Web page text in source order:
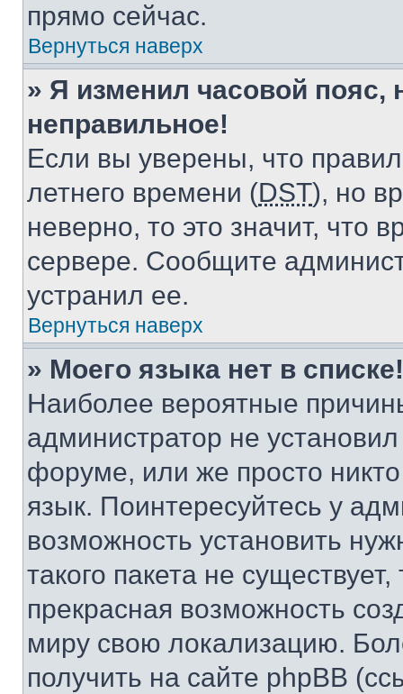
прямо сейчас.
Вернуться наверх
» Я изменил часовой пояс,
неправильное!
Если вы уверены, что
летнего времени (DST), но
неверно, то это значит, что
сервере. Сообщите
устранил ее.
Вернуться наверх
» Моего языка нет в списке!
Наиболее вероятные
администратор не
форуме, или же просто
язык. Поинтересуйтесь у
возможность установить
такого пакета не
прекрасная возможность
миру свою локализацию.
получить на сайте phpBB